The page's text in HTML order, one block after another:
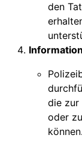
den
die zur
oder
können.